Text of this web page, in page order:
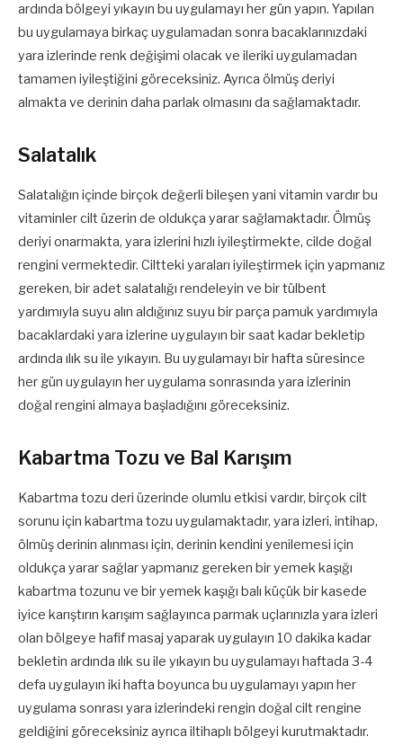
ardında bölgeyi yıkayın bu uygulamayı her gün yapın. Yapılan
bu uygulamaya birkaç uygulamadan sonra bacaklarınızdaki
yara izlerinde renk değişimi olacak ve ileriki uygulamadan
tamamen iyileştiğini göreceksiniz. Ayrıca ölmüş deriyi
almakta ve derinin daha parlak olmasını da sağlamaktadır.
Salatalık
Salatalığın içinde birçok değerli bileşen yani vitamin vardır bu
vitaminler cilt üzerin de oldukça yarar sağlamaktadır. Ölmüş
deriyi onarmakta, yara izlerini hızlı iyileştirmekte, cilde doğal
rengini vermektedir. Ciltteki yaraları iyileştirmek için yapmanız
gereken, bir adet salatalığı rendeleyin ve bir tülbent
yardımıyla suyu alın aldığınız suyu bir parça pamuk yardımıyla
bacaklardaki yara izlerine uygulayın bir saat kadar bekletip
ardında ılık su ile yıkayın. Bu uygulamayı bir hafta süresince
her gün uygulayın her uygulama sonrasında yara izlerinin
doğal rengini almaya başladığını göreceksiniz.
Kabartma Tozu ve Bal Karışım
Kabartma tozu deri üzerinde olumlu etkisi vardır, birçok cilt
sorunu için kabartma tozu uygulamaktadır, yara izleri, intihap,
ölmüş derinin alınması için, derinin kendini yenilemesi için
oldukça yarar sağlar yapmanız gereken bir yemek kaşığı
kabartma tozunu ve bir yemek kaşığı balı küçük bir kasede
iyice karıştırın karışım sağlayınca parmak uçlarınızla yara izleri
olan bölgeye hafif masaj yaparak uygulayın 10 dakika kadar
bekletin ardında ılık su ile yıkayın bu uygulamayı haftada 3-4
defa uygulayın iki hafta boyunca bu uygulamayı yapın her
uygulama sonrası yara izlerindeki rengin doğal cilt rengine
geldiğini göreceksiniz ayrıca iltihaplı bölgeyi kurutmaktadır.